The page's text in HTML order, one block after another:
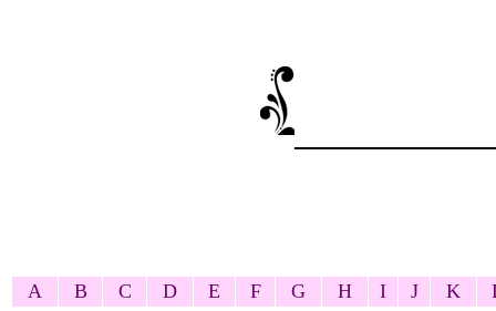
A B C D E F G H I J K